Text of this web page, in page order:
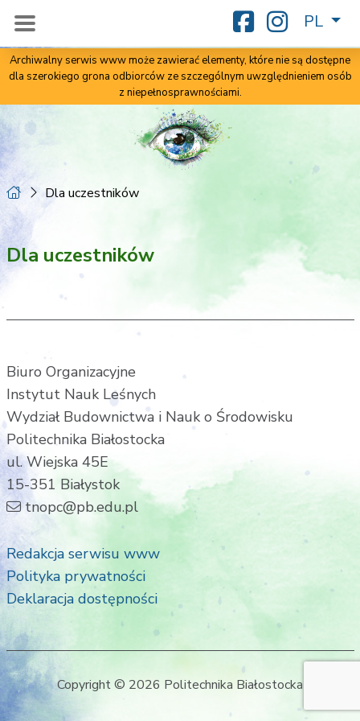
Archiwalny serwis www może zawierać elementy, które nie są dostępne
dla szerokiego grona odbiorców ze szczególnym uwzględnieniem osób
z niepełnosprawnościami.
PL
Dla uczestników
Dla uczestników
Biuro Organizacyjne
Instytut Nauk Leśnych
Wydział Budownictwa i Nauk o Środowisku
Politechnika Białostocka
ul. Wiejska 45E
15-351 Białystok
tnopc@pb.edu.pl
Redakcja serwisu www
Polityka prywatności
Deklaracja dostępności
Copyright © 2026 Politechnika Białostocka